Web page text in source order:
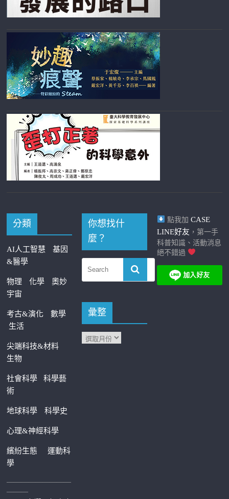
分類
AI人工智慧
基因
&醫學
物理 化學
奧妙
宇宙
考古&演化
數學
生活
尖端科技&材料
生物
社會科學科學藝
術
地球科學 科學史
心理&神經科學
繽紛生態運動科
學
—————————
———
你想找什
麼？
彙整
點我加 CASE
LINE好友 ，第一手
科普知識、活動消息
絕不錯過